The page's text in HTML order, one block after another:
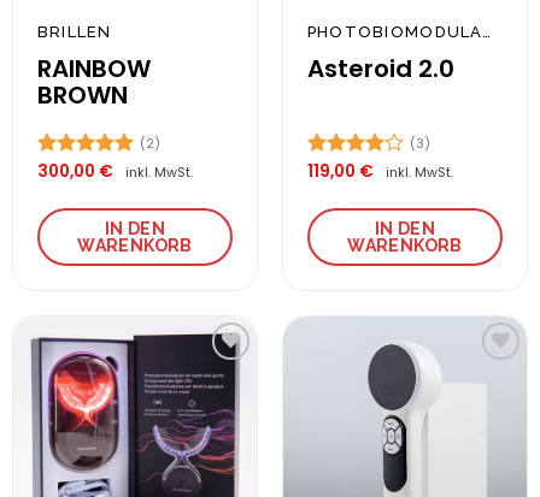
BRILLEN
RAINBOW
BROWN
Bewertet
von 5
(2)
300,00 € inkl. MwSt.
IN DEN
WARENKORB
Asteroid 2.0
Bewertet
von 5
(3)
119,00 € inkl. MwSt.
IN DEN
WARENKORB
Zur
Wunschliste
hinzufügen